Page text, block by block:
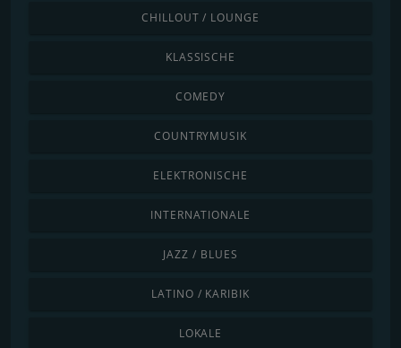
CHILLOUT / LOUNGE
KLASSISCHE
COMEDY
COUNTRYMUSIK
ELEKTRONISCHE
INTERNATIONALE
JAZZ / BLUES
LATINO / KARIBIK
LOKALE